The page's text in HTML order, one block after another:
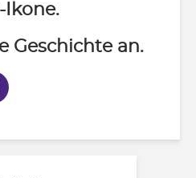
Ikone.
Geschichte an.